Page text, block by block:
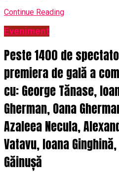
Continue Reading
Eveniment
Peste 1400 de
premiera de gală a
cu: George Tănase,
Gherman, Oana
Azaleea Necula,
Vatavu, Ioana
Găinușă